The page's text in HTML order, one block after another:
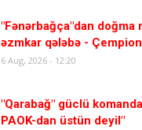
"Fənərbağça"dan doğma
əzmkar qələbə -
6 Aug, 2026 - 12:20
"Qarabağ" güclü
PAOK-dan üstün deyil"